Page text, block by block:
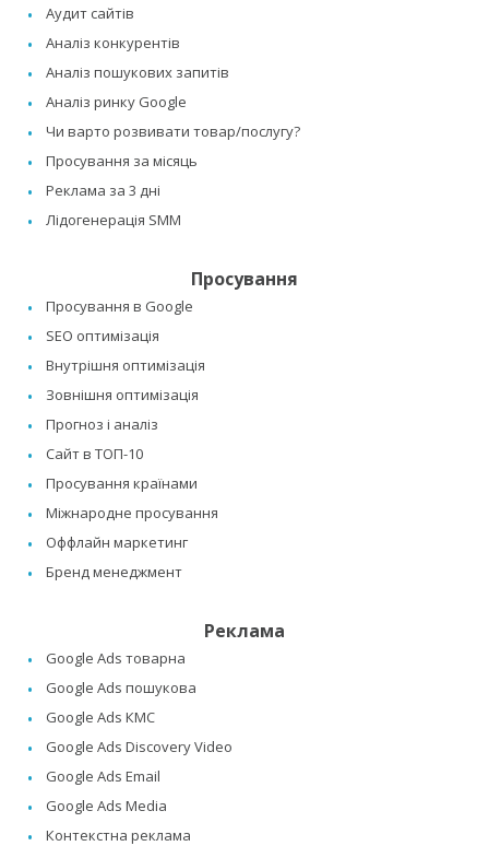
Аудит сайтів
Аналіз конкурентів
Аналіз пошукових запитів
Аналіз ринку Google
Чи варто розвивати товар/послугу?
Просування за місяць
Реклама за 3 дні
Лідогенерація SMM
Просування
Просування в Google
SEO оптимізація
Внутрішня оптимізація
Зовнішня оптимізація
Прогноз і аналіз
Сайт в ТОП-10
Просування країнами
Міжнародне просування
Оффлайн маркетинг
Бренд менеджмент
Реклама
Google Ads товарна
Google Ads пошукова
Google Ads КМС
Google Ads Discovery Video
Google Ads Email
Google Ads Media
Контекстна реклама